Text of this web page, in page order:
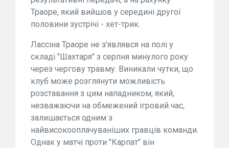
Траоре, який вийшов у середині другої
половини зустрічі - хет-трик.
Лассіна Траоре не з'являвся на полі у
складі "Шахтаря" з серпня минулого року
через чергову травму. Виникали чутки, що
клуб може розглянути можливість
розставання з цим нападником, який,
незважаючи на обмежений ігровий час,
залишається одним з
найвисокооплачуваніших гравців команди.
Однак у матчі проти "Карпат" він